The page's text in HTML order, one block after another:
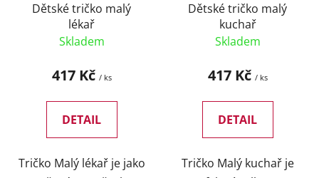
Dětské tričko malý
lékař
Skladem
417 Kč / ks
DETAIL
Tričko Malý lékař je jako
Dětské tričko malý
kuchař
Skladem
417 Kč / ks
DETAIL
Tričko Malý kuchař je